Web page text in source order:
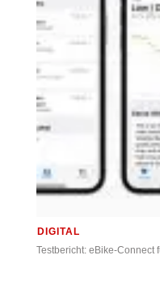
DIGITAL
Testbericht: eBike-Connect